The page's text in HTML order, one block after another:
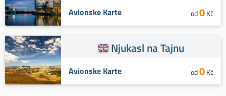
Avionske Karte od0Kč
Njukasl na Tajnu
Avionske Karte od0Kč